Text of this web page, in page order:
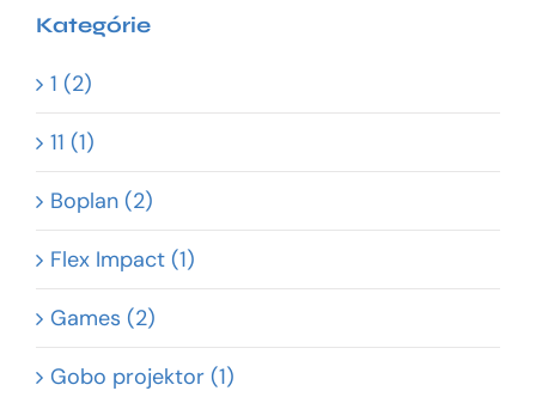
Kategórie
1 (2)
11 (1)
Boplan (2)
Flex Impact (1)
Games (2)
Gobo projektor (1)